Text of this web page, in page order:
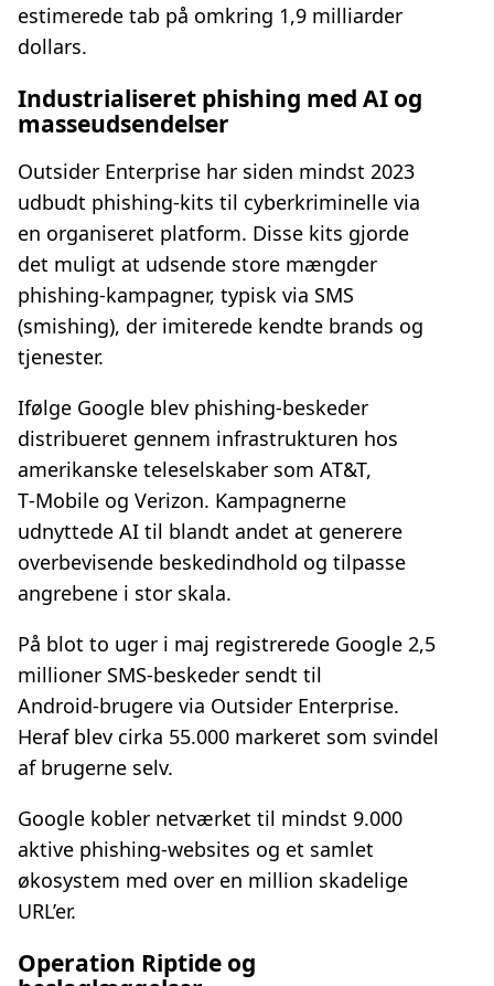
estimerede tab på omkring 1,9 milliarder
dollars.
Industrialiseret phishing med AI og
masseudsendelser
Outsider Enterprise har siden mindst 2023
udbudt phishing‑kits til cyberkriminelle via
en organiseret platform. Disse kits gjorde
det muligt at udsende store mængder
phishing‑kampagner, typisk via SMS
(smishing), der imiterede kendte brands og
tjenester.
Ifølge Google blev phishing‑beskeder
distribueret gennem infrastrukturen hos
amerikanske teleselskaber som AT&T,
T‑Mobile og Verizon. Kampagnerne
udnyttede AI til blandt andet at generere
overbevisende beskedindhold og tilpasse
angrebene i stor skala.
På blot to uger i maj registrerede Google 2,5
millioner SMS‑beskeder sendt til
Android‑brugere via Outsider Enterprise.
Heraf blev cirka 55.000 markeret som svindel
af brugerne selv.
Google kobler netværket til mindst 9.000
aktive phishing‑websites og et samlet
økosystem med over en million skadelige
URL’er.
Operation Riptide og